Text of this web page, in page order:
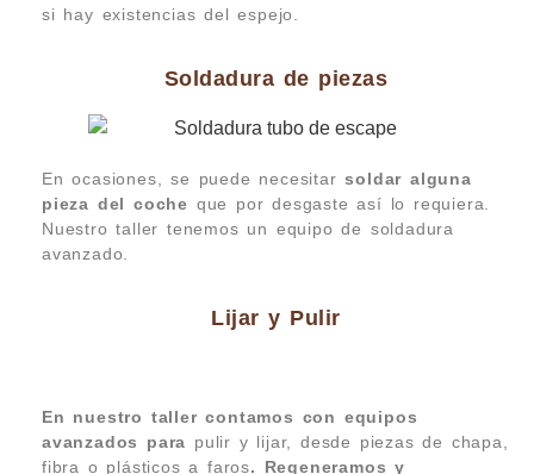
si hay existencias del espejo.
Soldadura de piezas
En ocasiones, se puede necesitarsoldar alguna
pieza del coche que por desgaste así lo requiera.
Nuestro taller tenemos un equipo de soldadura
avanzado.
Lijar y Pulir
En nuestro taller contamos con equipos
avanzados para pulir y lijar, desde piezas de chapa,
fibra o plásticos a faros. Regeneramos y